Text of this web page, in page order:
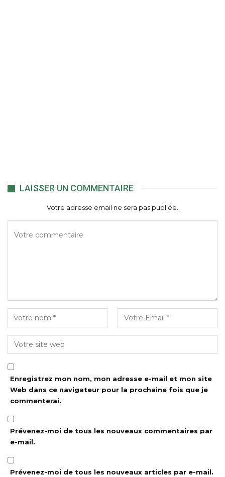
LAISSER UN COMMENTAIRE
Votre adresse email ne sera pas publiée.
Enregistrez mon nom, mon adresse e-mail et mon site
Web dans ce navigateur pour la prochaine fois que je
commenterai.
Prévenez-moi de tous les nouveaux commentaires par
e-mail.
Prévenez-moi de tous les nouveaux articles par e-mail.